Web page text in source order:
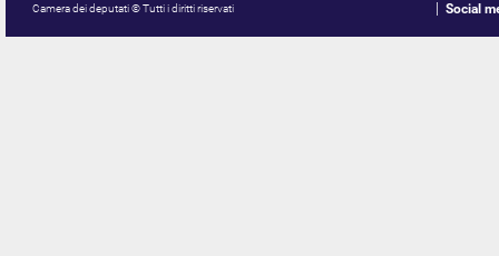
Camera dei deputati © Tutti i diritti riservati Social